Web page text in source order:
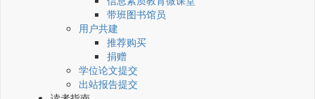
带班图书馆员
用户共建
推荐购买
捐赠
学位论文提交
出站报告提交